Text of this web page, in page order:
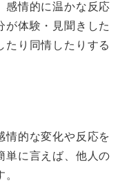
感情的に温かな反応
が体験・見聞きした
たり同情したりする
情的な変化や反応を
単に言えば、他人の